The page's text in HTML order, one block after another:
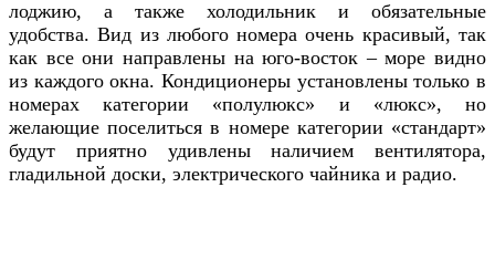
лоджию, а также холодильник и обязательные
удобства. Вид из любого номера очень красивый, так
как все они направлены на юго-восток – море видно
из каждого окна. Кондиционеры установлены только в
номерах категории «полулюкс» и «люкс», но
желающие поселиться в номере категории «стандарт»
будут приятно удивлены наличием вентилятора,
гладильной доски, электрического чайника и радио.